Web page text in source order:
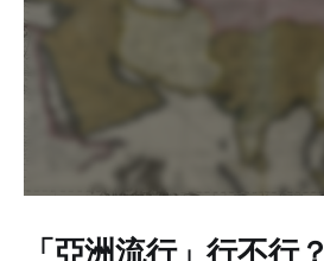
「亞洲流行」行不行？